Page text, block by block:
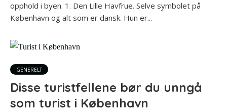
opphold i byen. 1. Den Lille Havfrue. Selve symbolet på
København og alt som er dansk. Hun er...
GENERELT
Disse turistfellene bør du unngå
som turist i København